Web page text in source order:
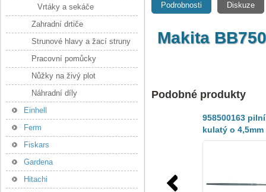
Podrobnosti Diskuze
Makita
Podobné produkty
958500163
kulatý o 4,5mm
pro broušení
Vrtáky a sekáče
Zahradní drtiče
Strunové hlavy a žací struny
Pracovní pomůcky
Nůžky na živý plot
Náhradní díly
Einhell
Ferm
Fiskars
Gardena
Hitachi